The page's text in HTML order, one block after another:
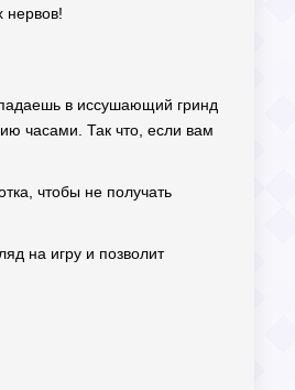
нервов!
в иссушающий гринд
часами. Так что, если вам
чтобы не получать
на игру и позволит